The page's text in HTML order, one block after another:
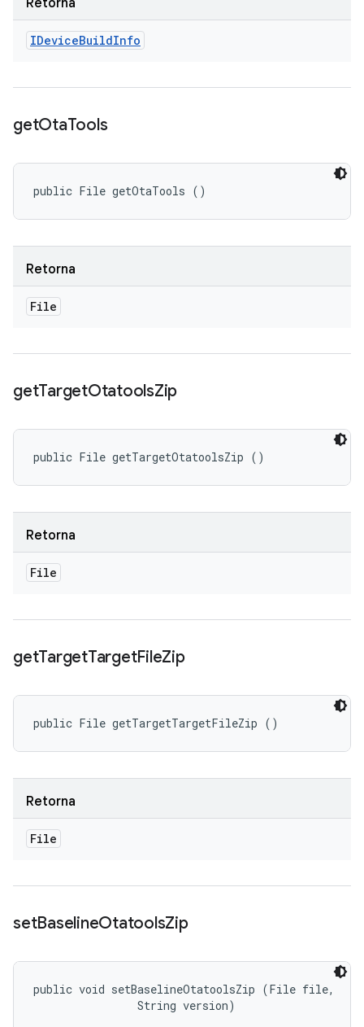
Retorna
IDeviceBuildInfo
getOtaTools
public File getOtaTools ()
Retorna
File
getTargetOtatoolsZip
public File getTargetOtatoolsZip ()
Retorna
File
getTargetTargetFileZip
public File getTargetTargetFileZip ()
Retorna
File
setBaselineOtatoolsZip
public void setBaselineOtatoolsZip (File file,
                String version)